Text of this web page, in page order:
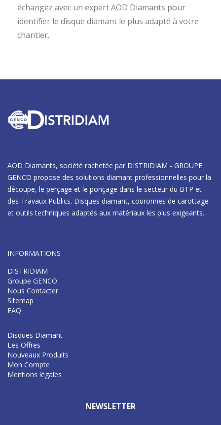
échangez avec un expert AOD Diamants pour
identifier le disque diamant le plus adapté à votre
chantier.
AOD Diamants, société rachetée par DISTRIDIAM - GROUPE
GENCO propose des solutions diamant professionnelles pour la
découpe, le perçage et le ponçage dans le secteur du BTP et
des Travaux Publics. Disques diamant, couronnes de carottage
et outils techniques adaptés aux matériaux les plus exigeants.
INFORMATIONS
DISTRIDIAM
Groupe GENCO
Nous Contacter
Sitemap
FAQ
Disques Diamant
Les Offres
Nouveaux Produits
Mon Compte
Mentions légales
NEWSLETTER